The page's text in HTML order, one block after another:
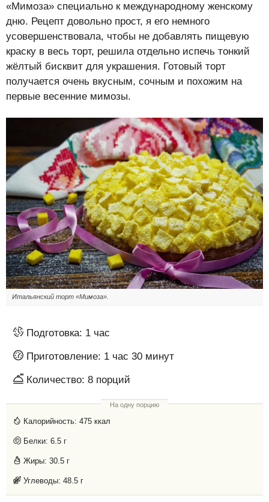
«Мимоза» специально к международному женскому
дню. Рецепт довольно прост, я его немного
усовершенствовала, чтобы не добавлять пищевую
краску в весь торт, решила отдельно испечь тонкий
жёлтый бисквит для украшения. Готовый торт
получается очень вкусным, сочным и похожим на
первые весенние мимозы.
Итальянский торт «Мимоза».
Подготовка: 1 час
Приготовление: 1 час 30 минут
Количество: 8 порций
На одну порцию
Калорийность: 475 ккал
Белки: 6.5 г
Жиры: 30.5 г
Углеводы: 48.5 г